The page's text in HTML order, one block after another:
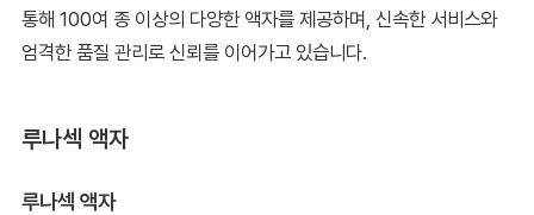
통해 100여 종 이상의 다양한 액자를 제공하며, 신속한 서비스와
엄격한 품질 관리로 신뢰를 이어가고 있습니다.
루나섹 액자
루나섹 액자